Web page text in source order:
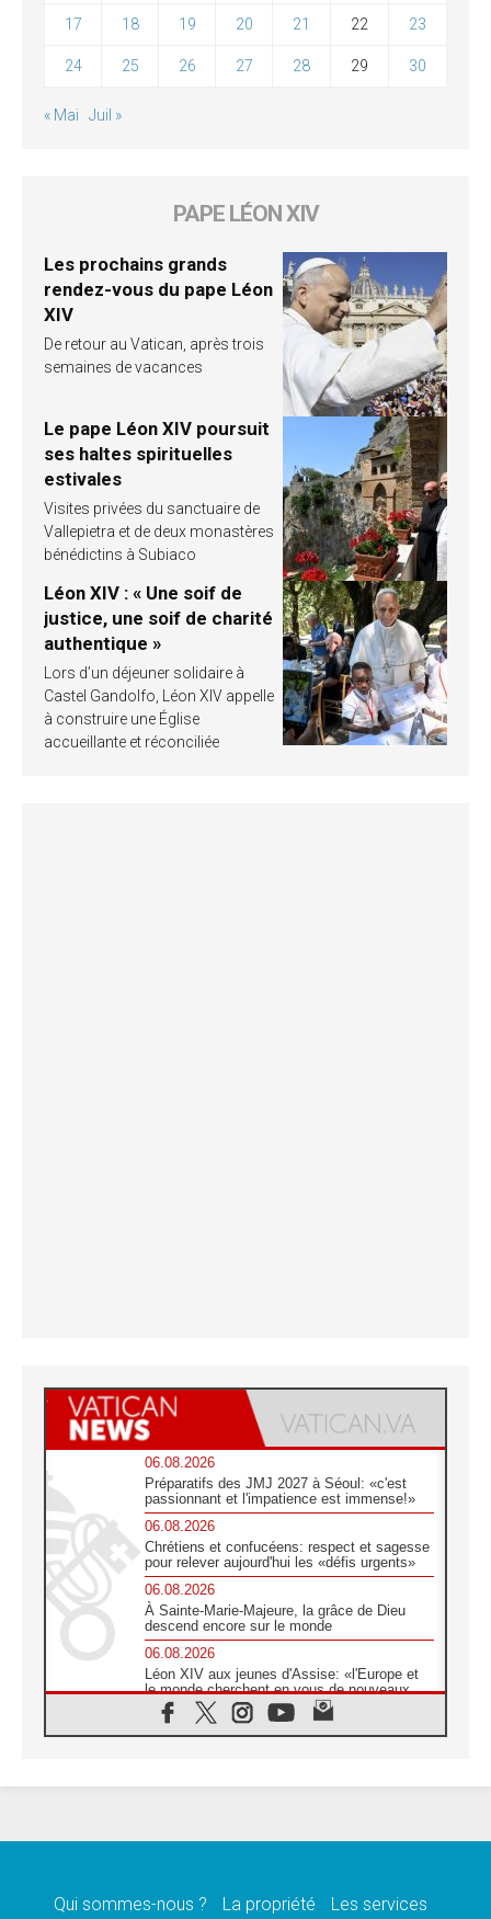
17 18 19 20 21 22 23
24 25 26 27 28 29 30
« Mai Juil »
PAPE LÉON XIV
Les prochains grands
rendez-vous du pape Léon
XIV
De retour au Vatican, après trois
semaines de vacances
Le pape Léon XIV poursuit
ses haltes spirituelles
estivales
Visites privées du sanctuaire de
Vallepietra et de deux monastères
bénédictins à Subiaco
Léon XIV : « Une soif de
justice, une soif de charité
authentique »
Lors d’un déjeuner solidaire à
Castel Gandolfo, Léon XIV appelle
à construire une Église
accueillante et réconciliée
06.08.2026
Préparatifs des JMJ 2027 à Séoul: «c'est
passionnant et l'impatience est immense!»
06.08.2026
Chrétiens et confucéens: respect et sagesse
pour relever aujourd'hui les «défis urgents»
06.08.2026
À Sainte-Marie-Majeure, la grâce de Dieu
descend encore sur le monde
06.08.2026
Léon XIV aux jeunes d'Assise: «l'Europe et
le monde cherchent en vous de nouveaux
saints»
06.08.2026
«construire la civilisation de l'amour»
Qui sommes-nous ? La propriété Les services